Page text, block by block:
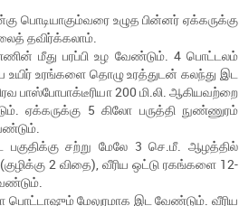
பொடியாகும்வரை உழுத பின்னர் ஏக்கருக்கு
தவிர்க்கலாம்.
மீது பரப்பி உழ வேண்டும். 4 பொட்டலம்
உரங்களை தொழு உரத்துடன் கலந்து இட
பாஸ்போபாக்டீரியா 200 மி.லி. ஆகியவற்றை
ஏக்கருக்கு 5 கிலோ பருத்தி நுண்ணுரம்
பகுதிக்கு சற்று மேலே 3 செ.மீ. ஆழத்தில்
2 விதை), வீரிய ஒட்டு ரகங்களை 12-
பொட்டாஷும் மேலுரமாக இட வேண்டும். வீரிய